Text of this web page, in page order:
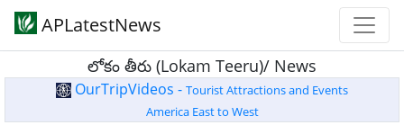
APLatestNews
లోకం తీరు (Lokam Teeru)/ News
OurTripVideos - Tourist Attractions and Events
America East to West